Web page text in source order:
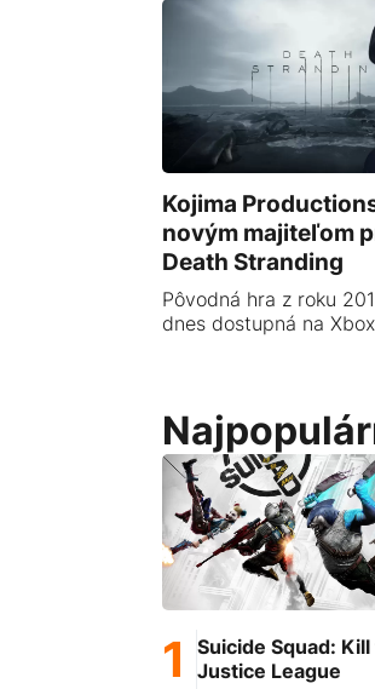
Kojima
novým majiteľom
Death Stranding
Pôvodná hra z roku
dnes dostupná na
Suicide Squad:
Justice League